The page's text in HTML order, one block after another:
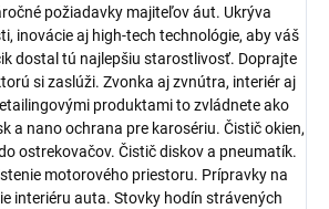
požiadavky majiteľov áut. Ukrýva
inovácie aj high-tech technológie, aby váš
dostal tú najlepšiu starostlivosť. Doprajte
si zaslúži. Zvonka aj zvnútra, interiér aj
produktami to zvládnete ako
a nano ochrana pre karosériu. Čistič okien,
ostrekovačov. Čistič diskov a pneumatík.
motorového priestoru. Prípravky na
interiéru auta. Stovky hodín strávených